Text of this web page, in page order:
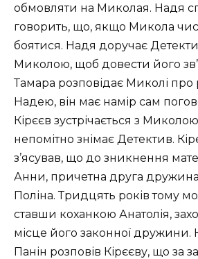
обмовляти на Миколая. Надя
говорить, що, якщо Микола
боятися. Надя доручає
Миколою, щоб довести його
Тамара розповідає Миколі про
Надею, він має намір сам
Кірєєв зустрічається з Миколою,
непомітно знімає Детектив.
з’ясував, що до зникнення
Анни, причетна друга дружина
Поліна. Тридцять років тому
ставши коханкою Анатолія,
місце його законної
Панін розповів Кірєєву, що за